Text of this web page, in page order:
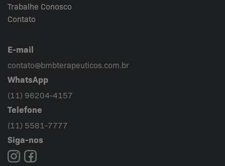
Trabalhe Conosco
Contato
E-mail
contato@bmbterapeuticos.com.br
WhatsApp
(11) 96204-4157
Telefone
(11) 5581-7777
Siga-nos